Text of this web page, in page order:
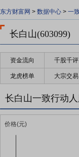
东方财富网 > 数据中心 > 一
长白山(603099)
资金流向 千股千评
龙虎榜单 大宗交易
长白山一致行动